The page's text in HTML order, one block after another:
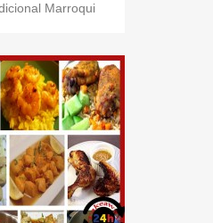
Marroqui